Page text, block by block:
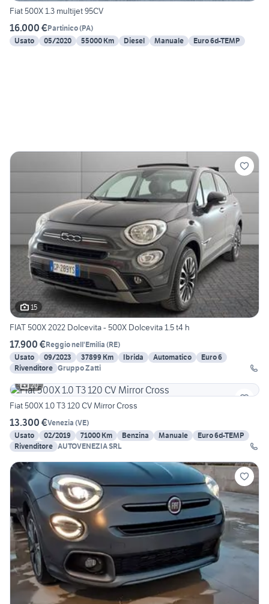
Fiat 500X 1.3 multijet 95CV
16.000 €Partinico(PA)
Usato
05/2020 55000 Km Diesel Manuale Euro 6d-TEMP
15
FIAT 500X 2022 Dolcevita - 500X Dolcevita 1.5 t4 h
17.900 €Reggio nell'Emilia (RE)
Usato
09/2023 37899 Km Ibrida Automatico
Euro 6
Rivenditore Gruppo Zatti
20
Fiat 500X 1.0 T3 120 CV Mirror Cross
13.300 €Venezia (VE)
Usato
02/2019 71000 Km Benzina Manuale
Euro 6d-TEMP
Rivenditore AUTOVENEZIA SRL